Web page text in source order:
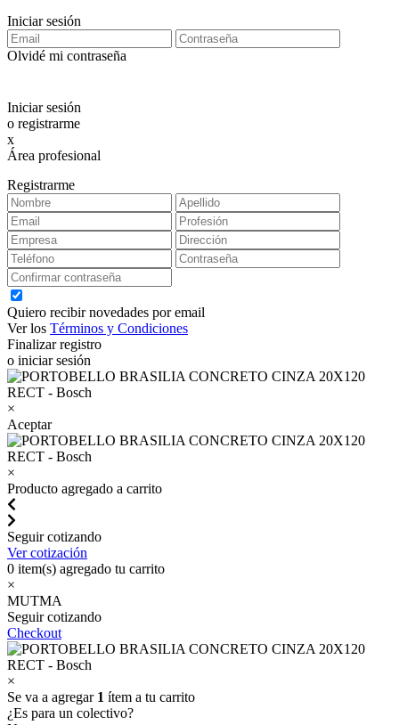
Iniciar sesión
Olvidé mi contraseña
Iniciar sesión
o registrarme
x
Área profesional
Registrarme
Quiero recibir novedades por email
Ver los Términos y Condiciones
Finalizar registro
o iniciar sesión
×
Aceptar
×
Producto agregado a carrito
Seguir cotizando
Ver cotización
0 item(s) agregado tu carrito
×
MUTMA
Seguir cotizando
Checkout
×
Se va a agregar 1 ítem a tu carrito
¿Es para un colectivo?